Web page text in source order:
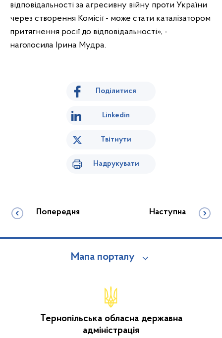
відповідальності за агресивну війну проти України
через створення Комісії - може стати каталізатором
притягнення росії до відповідальності», -
наголосила Ірина Мудра.
Поділитися
Linkedin
Твітнути
Надрукувати
Попередня Наступна
Мапа порталу
Тернопільська обласна державна
адміністрація